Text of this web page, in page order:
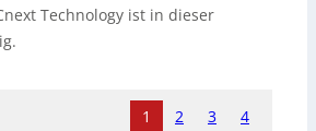
Technology ist in dieser
1 2 3 4